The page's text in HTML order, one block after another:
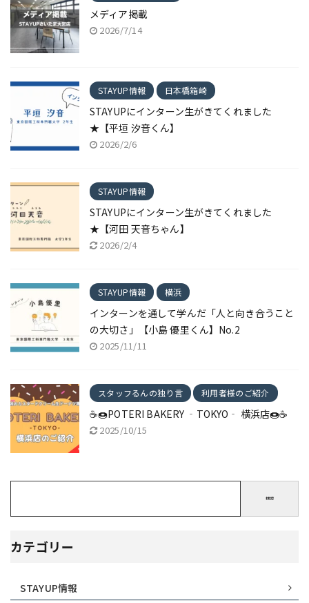
メディア掲載
2026/7/14
STAYUP情報 日本橋箱崎
STAYUPにインターン生がきてくれました
★【平垣 汐音くん】
2026/2/6
STAYUP情報
STAYUPにインターン生がきてくれました
★【河田 天音ちゃん】
2026/2/4
STAYUP情報 横浜
インターンを通して学んだ「人と向き合うこと
の大切さ」【小島 優里くん】No.2
2025/11/11
スタッフるんの独り言 利用者様のご紹介
☕🍩POTERI BAKERY ‐TOKYO‐ 横浜店🍩☕
2025/10/15
検索
カテゴリー
STAYUP情報